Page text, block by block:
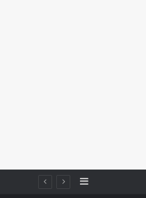
Sidebar